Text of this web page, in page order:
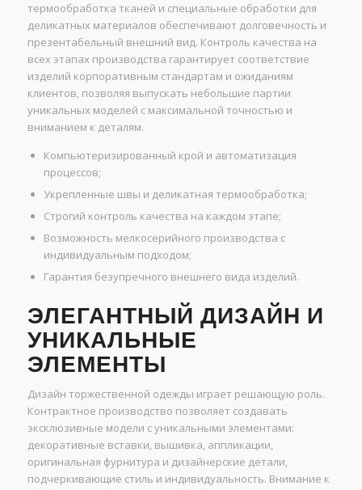
термообработка тканей и специальные обработки для
деликатных материалов обеспечивают долговечность и
презентабельный внешний вид. Контроль качества на
всех этапах производства гарантирует соответствие
изделий корпоративным стандартам и ожиданиям
клиентов, позволяя выпускать небольшие партии
уникальных моделей с максимальной точностью и
вниманием к деталям.
Компьютеризированный крой и автоматизация
процессов;
Укрепленные швы и деликатная термообработка;
Строгий контроль качества на каждом этапе;
Возможность мелкосерийного производства с
индивидуальным подходом;
Гарантия безупречного внешнего вида изделий.
ЭЛЕГАНТНЫЙ ДИЗАЙН И
УНИКАЛЬНЫЕ
ЭЛЕМЕНТЫ
Дизайн торжественной одежды играет решающую роль.
Контрактное производство позволяет создавать
эксклюзивные модели с уникальными элементами:
декоративные вставки, вышивка, аппликации,
оригинальная фурнитура и дизайнерские детали,
подчеркивающие стиль и индивидуальность. Внимание к